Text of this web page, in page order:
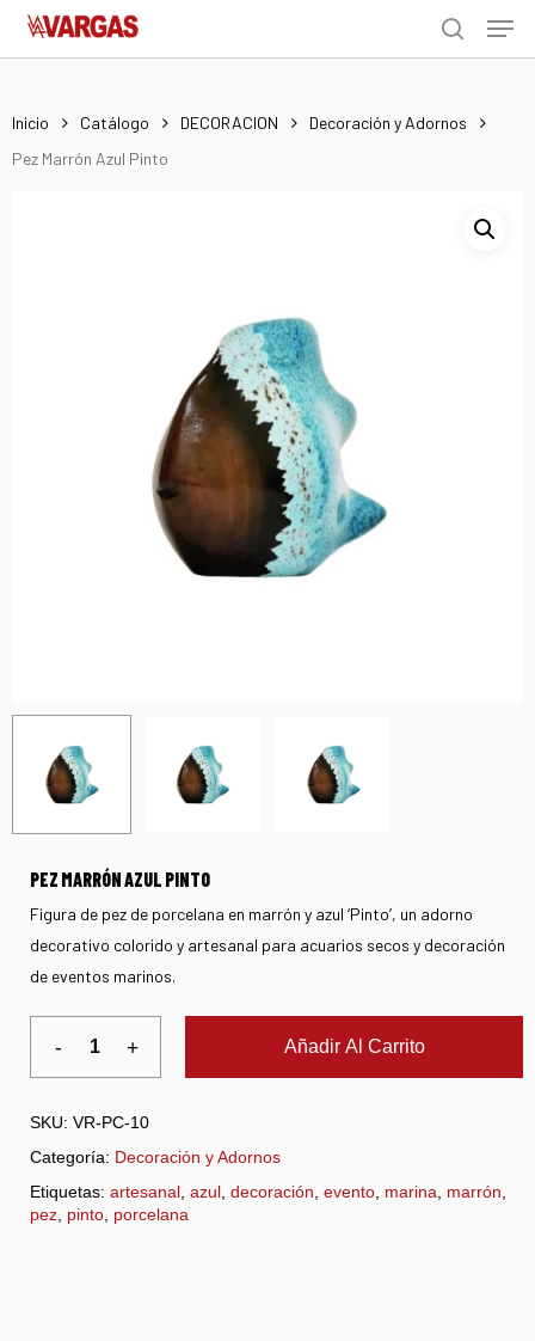
Skip
search
Menu
Inicio Catálogo DECORACION
Decoración y Adornos
Pez Marrón Azul Pinto
PEZ MARRÓN AZUL PINTO
Figura de pez de porcelana en marrón y azul ‘Pinto’, un adorno
decorativo colorido y artesanal para acuarios secos y decoración
de eventos marinos.
Añadir Al Carrito
SKU: VR-PC-10
Categoría: Decoración y Adornos
Etiquetas: artesanal azul decoración evento marina marrón
pez pinto porcelana